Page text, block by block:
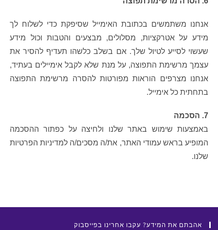
אנחנו משתמשים בכתובת האימייל שסיפקת כדי לשלוח לך
מידע על אטרקציות, מסלולים, מבצעים והטבות וכול מידע
שעשוי לסייע לטיול שלך. אם בשלב כלשהו תעדיף להסיר את
עצמך מרשימת התפוצה, על מנת שלא לקבל אימיילים בעתיד,
אנחנו מצרפים הוראות מפורטות להסרה מרשימת התפוצה
בתחתית כל אימייל.
7. הסכמה
באמצעות שימוש באתר שלנו ולחיצה על כפתור ההסכמה
המופיע בראש עמודי האתר, את/ה מסכים/ה למדיניות הפרטיות
שלנו.
אהבתם את המידע? עקבו אחרינו בפייסבוק